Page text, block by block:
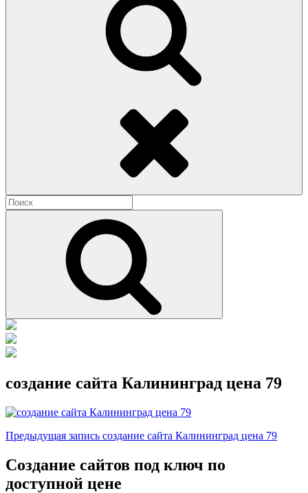
Найти:
создание сайта Калининград цена 79
Навигация
по
записям
Предыдущая
Предыдущая запись создание сайта Калининград цена 79
Создание сайтов под ключ по
доступной цене